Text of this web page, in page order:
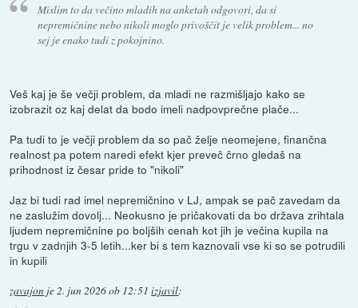
Mislim to da večino mladih na anketah odgovori, da si
nepremičnine nebo nikoli moglo privoščit je velik problem... no
sej je enako tudi z pokojnino.
Veš kaj je še večji problem, da mladi ne razmišljajo kako se
izobrazit oz kaj delat da bodo imeli nadpovprečne plače...
Pa tudi to je večji problem da so pač želje neomejene, finančna
realnost pa potem naredi efekt kjer preveč črno gledaš na
prihodnost iz česar pride to "nikoli"
Jaz bi tudi rad imel nepremičnino v LJ, ampak se pač zavedam da
ne zaslužim dovolj... Neokusno je pričakovati da bo država zrihtala
ljudem nepremičnine po boljših cenah kot jih je večina kupila na
trgu v zadnjih 3-5 letih...ker bi s tem kaznovali vse ki so se potrudili
in kupili
zavajon je2. jun 2026 ob 12:51 izjavil: